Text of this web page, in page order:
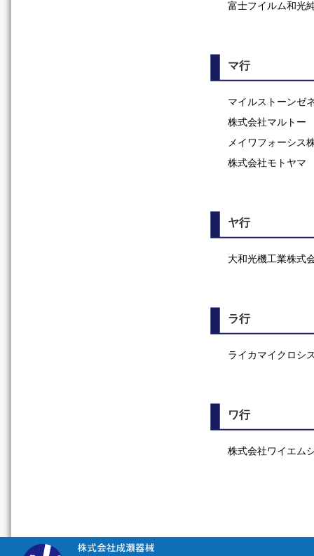
富士フイルム和光
マ行
マイルストーンゼ
株式会社マルトー
メイワフォーシス
株式会社モトヤマ
ヤ行
大和光機工業株式
ラ行
ライカマイクロシ
ワ行
株式会社ワイエム